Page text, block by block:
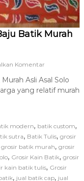
Batik Murah
Komentarp
d
a
r
i
a
t
i
Asli Asal Solo
yang relatif murah
modern, batik custom,
sutra, Batik Tulis, grosir
grosir batik murah, grosir
, Grosir Kain Batik, grosir
kain batik tulis, Grosir
, jual batik cap, jual